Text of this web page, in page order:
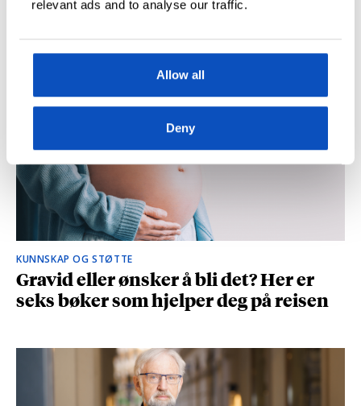
relevant ads and to analyse our traffic.
Allow all
Deny
og spionasje ble helt uinteressant i
KUNNSKAP OG STØTTE
Gravid eller ønsker å bli det? Her er
seks bøker som hjelper deg på reisen